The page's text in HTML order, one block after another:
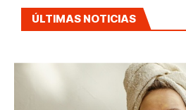
ÚLTIMAS NOTICIAS